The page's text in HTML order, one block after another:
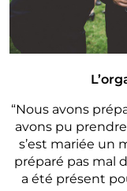
“Nous avons
avons pu
s’est mariée un
préparé pas mal
a été présent